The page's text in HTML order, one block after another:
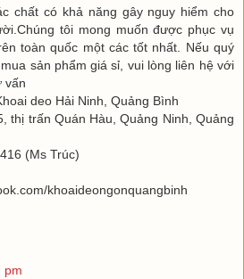
chất có khả năng gây nguy hiểm cho
tôi mong muốn được phục vụ
toàn quốc một các tốt nhất. Nếu quý
sản phẩm giá sỉ, vui lòng liên hệ với
vấn
deo Hải Ninh, Quảng Bình
thị trấn Quán Hàu, Quảng Ninh, Quảng
(Ms Trúc)
khoaideongonquangbinh
pm